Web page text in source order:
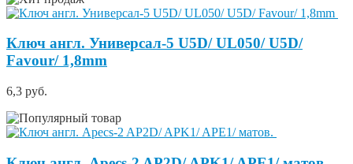
Ключ англ. Универсал-5 U5D/ UL050/ U5D/
Favour/ 1,8mm
6,3 руб.